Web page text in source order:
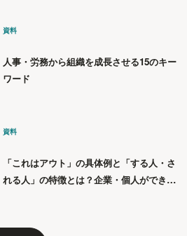
資料
人事・労務から組織を成長させる15のキー
ワード
資料
「これはアウト」の具体例と「する人・さ
れる人」の特徴とは？企業・個人ができる